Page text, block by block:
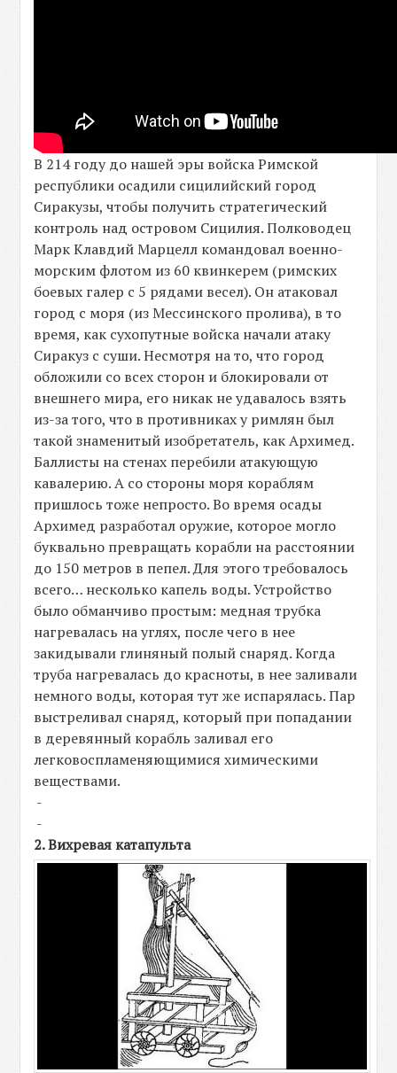
В 214 году до нашей эры войска Римской
республики осадили сицилийский город
Сиракузы, чтобы получить стратегический
контроль над островом Сицилия. Полководец
Марк Клавдий Марцелл командовал военно-
морским флотом из 60 квинкерем (римских
боевых галер с 5 рядами весел). Он атаковал
город с моря (из Мессинского пролива), в то
время, как сухопутные войска начали атаку
Сиракуз с суши. Несмотря на то, что город
обложили со всех сторон и блокировали от
внешнего мира, его никак не удавалось взять
из-за того, что в противниках у римлян был
такой знаменитый изобретатель, как Архимед.
Баллисты на стенах перебили атакующую
кавалерию. А со стороны моря кораблям
пришлось тоже непросто. Во время осады
Архимед разработал оружие, которое могло
буквально превращать корабли на расстоянии
до 150 метров в пепел. Для этого требовалось
всего… несколько капель воды. Устройство
было обманчиво простым: медная трубка
нагревалась на углях, после чего в нее
закидывали глиняный полый снаряд. Когда
труба нагревалась до красноты, в нее заливали
немного воды, которая тут же испарялась. Пар
выстреливал снаряд, который при попадании
в деревянный корабль заливал его
легковоспламеняющимися химическими
веществами.
-
-
2. Вихревая катапульта